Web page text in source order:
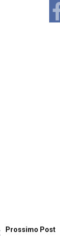
Prossimo Post